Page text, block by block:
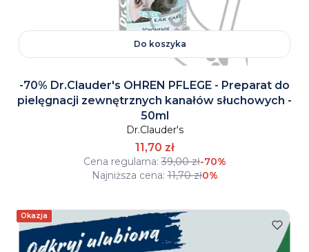
Do koszyka
-70% Dr.Clauder's OHREN PFLEGE - Preparat do
pielęgnacji zewnętrznych kanałów słuchowych -
50ml
Dr.Clauder's
11,70 zł
Cena regularna: 39,00 zł-70%
Najniższa cena: 11,70 zł0%
Okazja